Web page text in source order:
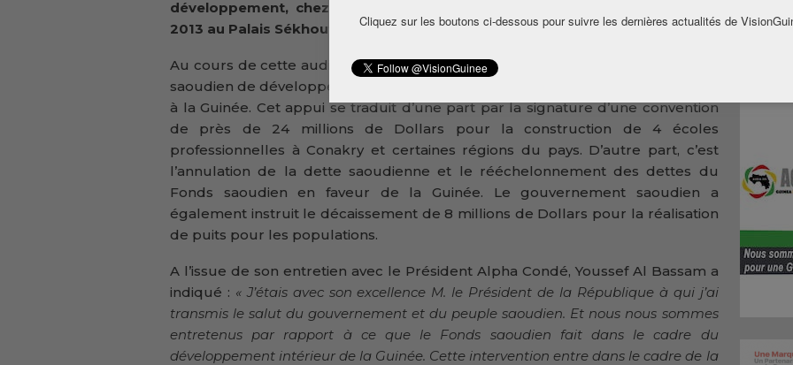
développement, chez le Président de la République ce mercredi 13 mars
2013 au Palais Sékhoutouréya.
Au cours de cette audience, le chef de l’Etat et le Directeur général du Fonds
saoudien de développement ont parlé de l’appui de cette institution financière
à la Guinée. Cet appui se traduit d’une part par la signature d’une convention
de près de 24 millions de Dollars pour la construction de 4 écoles
professionnelles à Conakry et certaines régions du pays. D’autre part, c’est
l’annulation de la dette saoudienne et le rééchelonnement des dettes du
Fonds saoudien en faveur de la Guinée. Le gouvernement saoudien a
également instruit le décaissement de 8 millions de Dollars pour la réalisation
de puits pour les populations.
A l’issue de son entretien avec le Président Alpha Condé, Youssef Al Bassam a
indiqué : « J’étais avec son excellence M. le Président de la République à qui j’ai
transmis le salut du gouvernement et du peuple saoudien. Et nous nous sommes
entretenus par rapport à ce que le Fonds saoudien fait dans le cadre du
développement intérieur de la Guinée. Cette intervention entre dans le cadre de la
Cliquez sur les boutons ci-dessous pour suivre les dernières actualités de